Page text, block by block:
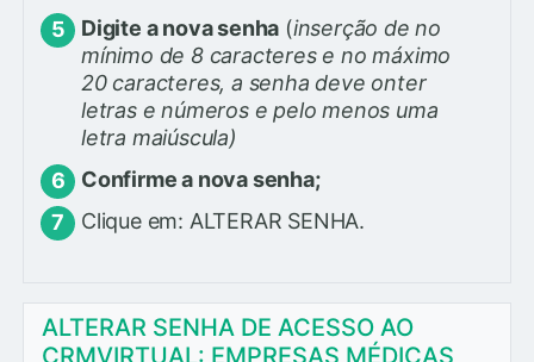
Digite a nova senha (inserção de no
mínimo de 8 caracteres e no máximo
20 caracteres, a senha deve onter
letras e números e pelo menos uma
letra maiúscula)
Confirme a nova senha;
Clique em: ALTERAR SENHA.
ALTERAR SENHA DE ACESSO AO
CRMVIRTUAL: EMPRESAS MÉDICAS